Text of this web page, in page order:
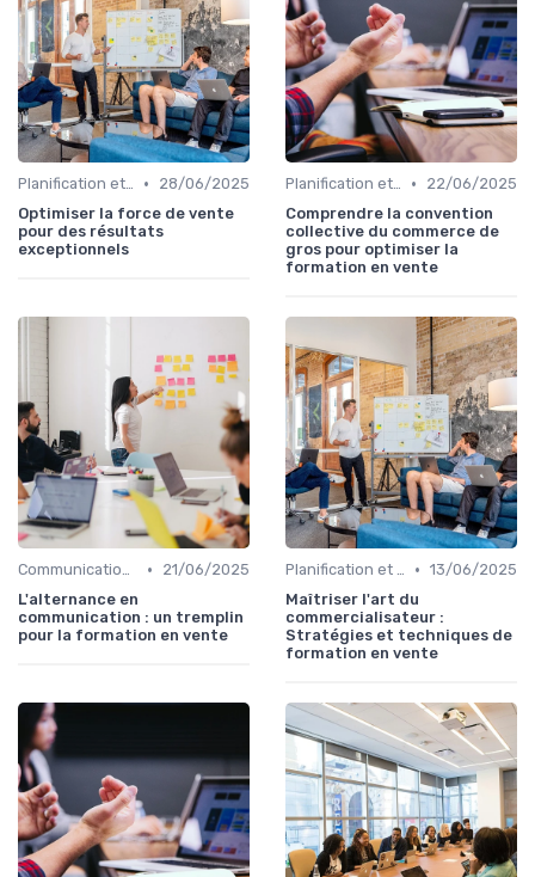
Planification et stratégie de vente •
28/06/2025
Optimiser la force de vente
pour des résultats
exceptionnels
Planification et stratégie de vente •
22/06/2025
Comprendre la convention
collective du commerce de
gros pour optimiser la
formation en vente
Communication commerciale •
21/06/2025
L'alternance en
communication : un tremplin
pour la formation en vente
Planification et stratégie de vente • 13/06/2025
Maîtriser l'art du
commercialisateur :
Stratégies et techniques de
formation en vente